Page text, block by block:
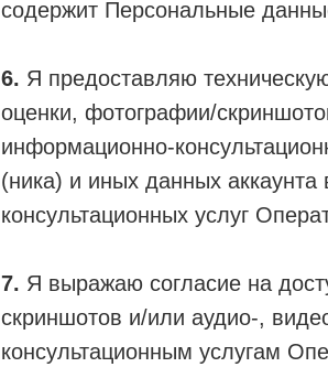
содержит Персональные
6. Я предоставляю
оценки, фотографии/
информационно-
(ника) и иных данных
консультационных услуг
7. Я выражаю согласие на
скриншотов и/или аудио-,
консультационным услугам